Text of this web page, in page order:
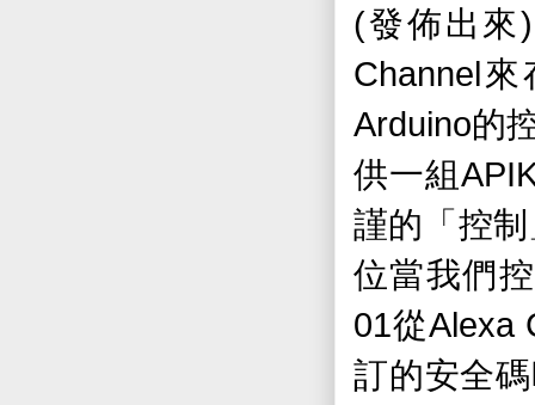
(發佈出來)
Channel來
Arduino的
供一組
謹的「控
位當我們
01從Alexa
訂的安全